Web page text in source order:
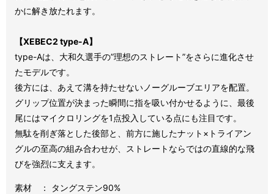
かに解き放たれます。
【XEBEC2 type-A】
type-Aは、大和久選手の”理想のストレート”をさらに進化させ
たモデルです。
後方には、あえて溝を持たせないノーグルーブエリアを配置。
グリップ位置が決まった瞬間に指を吸い付かせるように、最後
尾にはマイクロリングを1点投入している点にも注目です。
無駄を削ぎ落とした後部と、前方に施したナット×トライアン
グルの至高の組み合わせが、ストレートならではの直線的な飛
びを強烈に支えます。
素材 ： タングステン90%